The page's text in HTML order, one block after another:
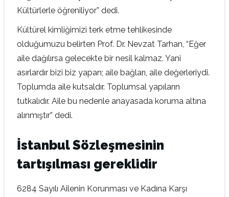
Kültürlerle öğreniliyor” dedi.
Kültürel kimliğimizi terk etme tehlikesinde
olduğumuzu belirten Prof. Dr. Nevzat Tarhan, “Eğer
aile dağılırsa gelecekte bir nesil kalmaz. Yani
asırlardır bizi biz yapan; aile bağları, aile değerleriydi.
Toplumda aile kutsaldır. Toplumsal yapıların
tutkalıdır. Aile bu nedenle anayasada koruma altına
alınmıştır” dedi.
İstanbul Sözleşmesinin
tartışılması gereklidir
6284 Sayılı Ailenin Korunması ve Kadına Karşı